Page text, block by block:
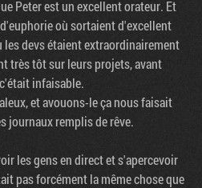
Peter est un excellent orateur. Et
où sortaient d'excellent
devs étaient extraordinairement
très tôt sur leurs projets, avant
infaisable.
et avouons-le ça nous faisait
journaux remplis de rêve.
les gens en direct et s'apercevoir
pas forcément la même chose que